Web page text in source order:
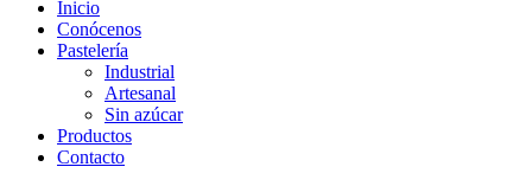
Inicio
Conócenos
Pastelería
Industrial
Artesanal
Sin azúcar
Productos
Contacto